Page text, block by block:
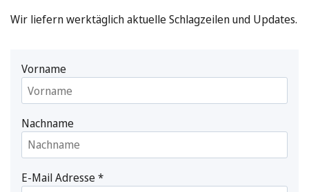
Wir liefern werktäglich aktuelle Schlagzeilen und Updates.
Vorname
Nachname
E-Mail Adresse*